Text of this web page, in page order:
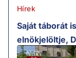
Hírek
Saját táborát
elnökjelöltje,